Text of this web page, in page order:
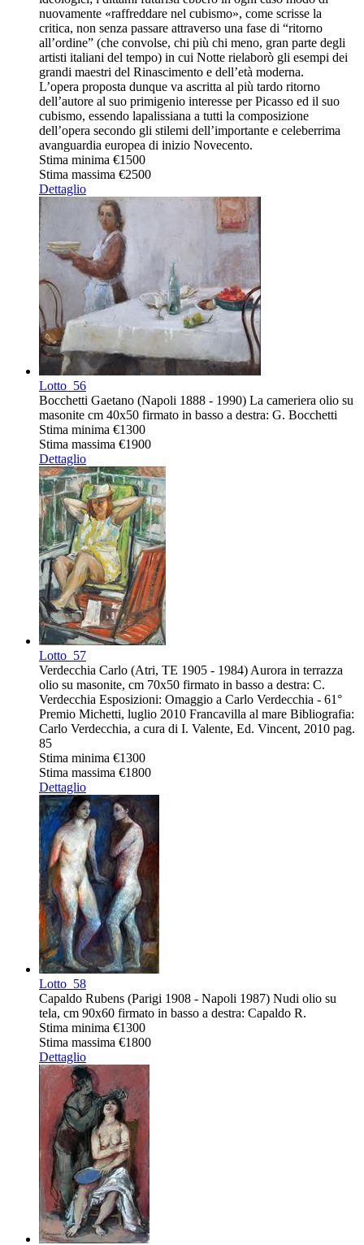
nuovamente «raffreddare nel cubismo», come scrisse la
critica, non senza passare attraverso una fase di “ritorno
all’ordine” (che convolse, chi più chi meno, gran parte degli
artisti italiani del tempo) in cui Notte rielaborò gli esempi dei
grandi maestri del Rinascimento e dell’età moderna.
L’opera proposta dunque va ascritta al più tardo ritorno
dell’autore al suo primigenio interesse per Picasso ed il suo
cubismo, essendo lapalissiana a tutti la composizione
dell’opera secondo gli stilemi dell’importante e celeberrima
avanguardia europea di inizio Novecento.
Stima minima €1500
Stima massima €2500
Dettaglio
Lotto 56
Bocchetti Gaetano (Napoli 1888 - 1990) La cameriera olio su
masonite cm 40x50 firmato in basso a destra: G. Bocchetti
Stima minima €1300
Stima massima €1900
Dettaglio
Lotto 57
Verdecchia Carlo (Atri, TE 1905 - 1984) Aurora in terrazza
olio su masonite, cm 70x50 firmato in basso a destra: C.
Verdecchia Esposizioni: Omaggio a Carlo Verdecchia - 61°
Premio Michetti, luglio 2010 Francavilla al mare Bibliografia:
Carlo Verdecchia, a cura di I. Valente, Ed. Vincent, 2010 pag.
85
Stima minima €1300
Stima massima €1800
Dettaglio
Lotto 58
Capaldo Rubens (Parigi 1908 - Napoli 1987) Nudi olio su
tela, cm 90x60 firmato in basso a destra: Capaldo R.
Stima minima €1300
Stima massima €1800
Dettaglio